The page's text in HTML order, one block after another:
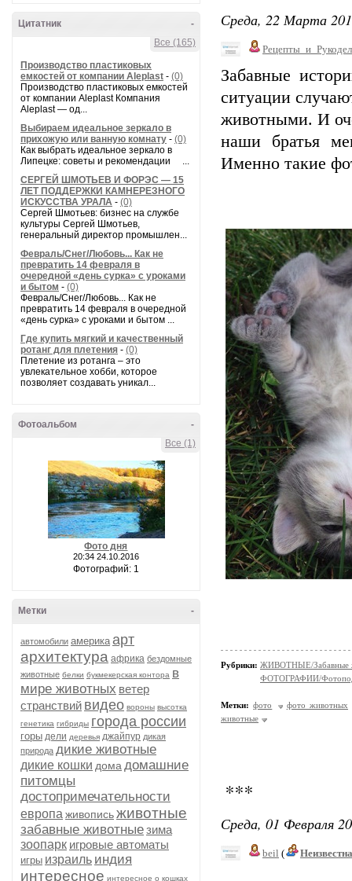
-
Цитатник
Все (165)
Производство пластиковых
емкостей от компании Aleplast - (0)
Производство пластиковых емкостей
от компании Aleplast Компания
Aleplast — од...
Выбираем идеальное зеркало в
прихожую или ванную комнату - (0)
Как выбрать идеальное зеркало в
Липецке: советы и рекомендации ...
СЕРГЕЙ ШМОТЬЕВ И ФОРЭС — 15
ЛЕТ ПОДДЕРЖКИ КАМНЕРЕЗНОГО
ИСКУССТВА УРАЛА - (0)
Сергей Шмотьев: бизнес на службе
культуры Сергей Шмотьев,
генеральный директор промышлен...
Февраль/Снег/Любовь... Как не
превратить 14 февраля в
очередной «день сурка» с уроками
и бытом - (0)
Февраль/Снег/Любовь... Как не
превратить 14 февраля в очередной
«день сурка» с уроками и бытом ...
Где купить мягкий и качественный
ротанг для плетения - (0)
Плетение из ротанга – это
увлекательное хобби, которое
позволяет создавать уникал...
-
Фотоальбом
Все (1)
Фото дня
20:34 24.10.2016
Фотографий: 1
-
Метки
автомобили америка арт
архитектура африка бездомные
животные белки букмекерская контора в
мире животных ветер
странствий видео вороны высотка
генетика гибриды города россии
горы дели деревья джайпур дикая
природа дикие животные
дикие кошки дома домашние
питомцы
достопримечательности
европа живописьживотные
забавные животныезима
зоопарк игровые автоматы
игры израиль индия
интересное интересное о кошках
Среда, 22 Марта
Забавные
ситуации
животными. И
наши братья
Именно такие
Рубрики: ЖИВОТНЫЕ/Забавные
ФОТОГРАФИИ/
Метки: фото
фото животных
животные
***
Среда, 01 Февраля
beil (